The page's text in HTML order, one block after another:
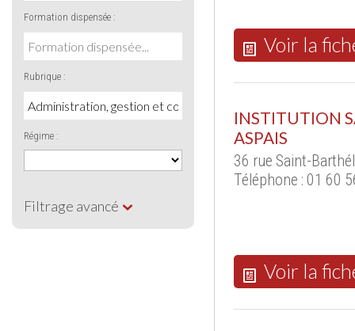
Formation dispensée :
Rubrique :
Régime :
Filtrage avancé
Voir la
INSTITUTION
ASPAIS
36 rue Saint-
Téléphone : 01 60
Voir la